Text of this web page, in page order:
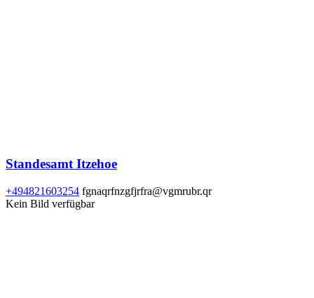
Standesamt Itzehoe
+494821603254 fgnaqrfnzgfjrfra@vgmrubr.qr
Kein Bild verfügbar